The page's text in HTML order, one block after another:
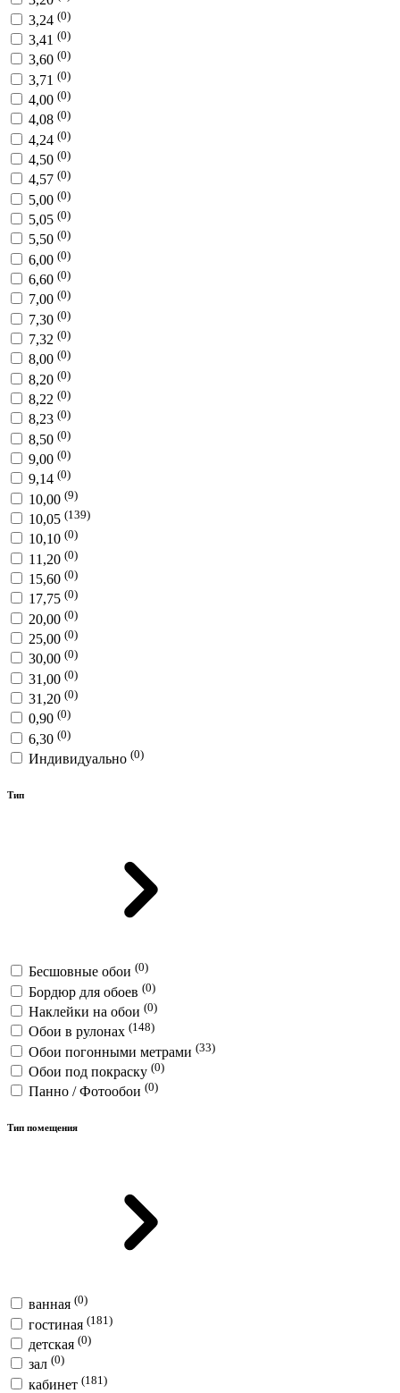
3,24 (0)
3,41 (0)
3,60 (0)
3,71 (0)
4,00 (0)
4,08 (0)
4,24 (0)
4,50 (0)
4,57 (0)
5,00 (0)
5,05 (0)
5,50 (0)
6,00 (0)
6,60 (0)
7,00 (0)
7,30 (0)
7,32 (0)
8,00 (0)
8,20 (0)
8,22 (0)
8,23 (0)
8,50 (0)
9,00 (0)
9,14 (0)
10,00 (9)
10,05 (139)
10,10 (0)
11,20 (0)
15,60 (0)
17,75 (0)
20,00 (0)
25,00 (0)
30,00 (0)
31,00 (0)
31,20 (0)
0,90 (0)
6,30 (0)
Индивидуально (0)
Тип
Бесшовные обои (0)
Бордюр для обоев (0)
Наклейки на обои (0)
Обои в рулонах (148)
Обои погонными метрами (33)
Обои под покраску (0)
Панно / Фотообои (0)
Тип помещения
ванная (0)
гостиная (181)
детская (0)
зал (0)
кабинет (181)